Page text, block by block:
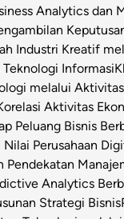
Analytics dan
Industri Kreatif
Informasi
melalui
Aktivitas
Peluang Bisnis
Perusahaan
Pendekatan
Analytics
Strategi Bisnis